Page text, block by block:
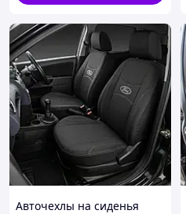
Авточехлы на сиденья